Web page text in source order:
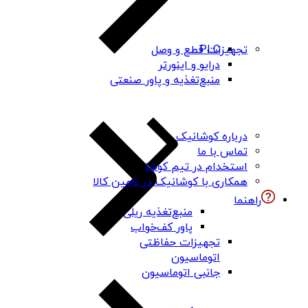
PLC
درایو و اینورتر
منبع‌تغذیه و پاور صنعتی
منبع‌تغذیه ریلی
پاور کف‌خواب
تجهیزات حفاظتی
اتوماسیون
جانبی اتوماسیون
تجهیزات قطع و وصل
درباره کوشانیک
تماس با ما
استخدام در تیم کوشا
همکاری با کوشانیک در تامین کالا
راهنما